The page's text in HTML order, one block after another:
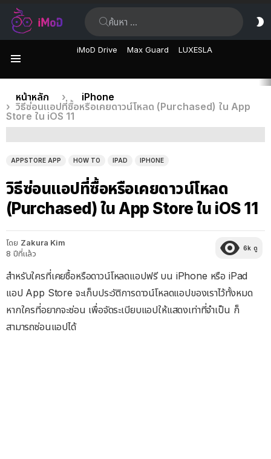
iMoD Drive Max Guard LUXESLA
เรื่อง
ล่าสุด
คุณอยู่ที่นี่:
หน้าหลัก
iPhone
วิธีซ่อนแอปที่ซื้อหรือเคยดาวน์โหลด (Purchased) ใน App
Store ใน iOS 11
APPSTORE APP HOW TO IPAD IPHONE
วิธีซ่อนแอปที่ซื้อหรือเคยดาวน์โหลด
(Purchased) ใน App Store ใน iOS 11
โดย Zakura Kim
8 ปีที่แล้ว
6k ดู
สำหรับใครที่เคยซื้อหรือดาวน์โหลดแอปฟรี บน iPhone หรือ iPad
แอป App Store จะเก็บประวัติการดาวน์โหลดแอปของเราไว้ทั้งหมด
หากใครที่อยากจะซ่อน เพื่อจัดระเบียบแอปให้แสดงเท่าที่จำเป็น ก็
สามารถซ่อนแอปได้